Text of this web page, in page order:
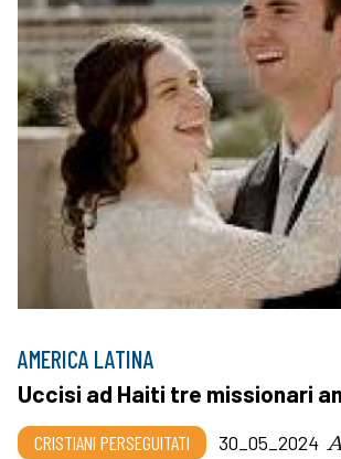
AMERICA LATINA
Uccisi ad Haiti tre missionari
CRISTIANI PERSEGUITATI 30_05_2024